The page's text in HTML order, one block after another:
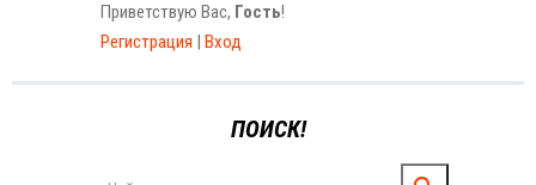
Приветствую Вас, Гость!
Регистрация | Вход
ПОИСК!